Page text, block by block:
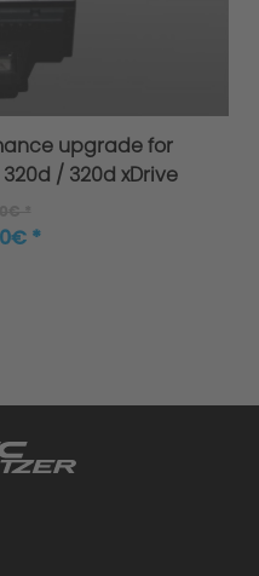
upgrade for
320d / 320d xDrive
*